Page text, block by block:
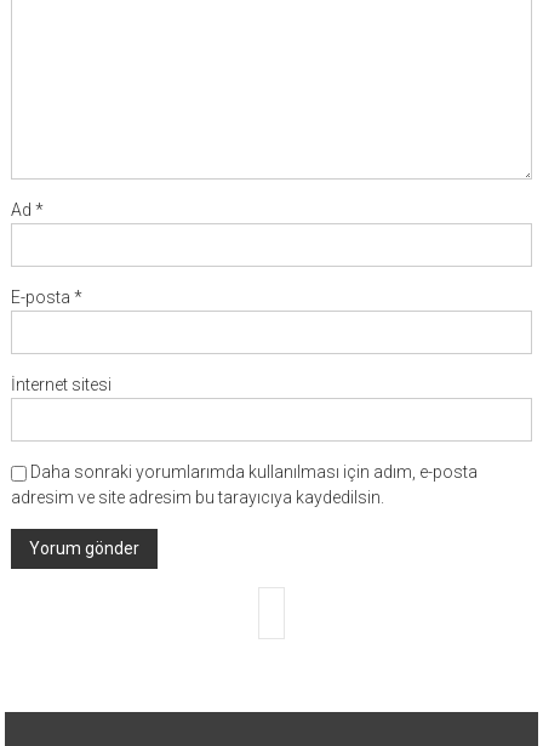
Ad *
E-posta *
İnternet sitesi
Daha sonraki yorumlarımda kullanılması için adım, e-posta
adresim ve site adresim bu tarayıcıya kaydedilsin.